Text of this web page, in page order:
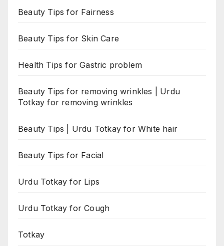
Beauty Tips for Fairness
Beauty Tips for Skin Care
Health Tips for Gastric problem
Beauty Tips for removing wrinkles | Urdu
Totkay for removing wrinkles
Beauty Tips | Urdu Totkay for White hair
Beauty Tips for Facial
Urdu Totkay for Lips
Urdu Totkay for Cough
Totkay